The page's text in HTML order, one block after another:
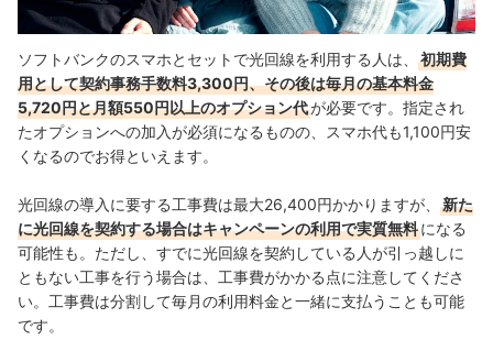
ソフトバンクのスマホとセットで光回線を利用する人は、
初期費
用として契約事務手数料3,300円、その後は毎月の基本料金
5,720円と月額550円以上のオプション代が必要です。指定され
たオプションへの加入が必須になるものの、スマホ代も1,100円安
くなるのでお得といえます。
光回線の導入に要する工事費は最大26,400円かかりますが、
新た
に光回線を契約する場合はキャンペーンの利用で実質無料になる
可能性も。 ただし、 すでに光回線を契約している人が引っ越しに
ともない工事を行う場合は、工事費がかかる点に注意してくださ
い。工事費は分割して毎月の利用料金と一緒に支払うことも可能
です。